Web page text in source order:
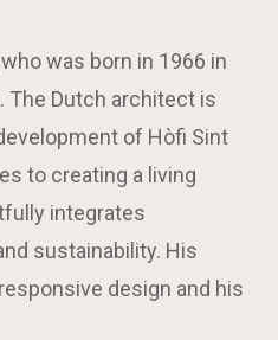
who was born in 1966 in
The Dutch architect is
of Hòfi Sint
to creating a living
integrates
sustainability. His
design and his